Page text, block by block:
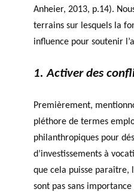
Anheier, 2013, p.14).
terrains sur lesquels la
influence pour soutenir
1. Activer des
Premièrement,
pléthore de termes
philanthropiques pour
d’investissements à
que cela puisse paraître,
sont pas sans